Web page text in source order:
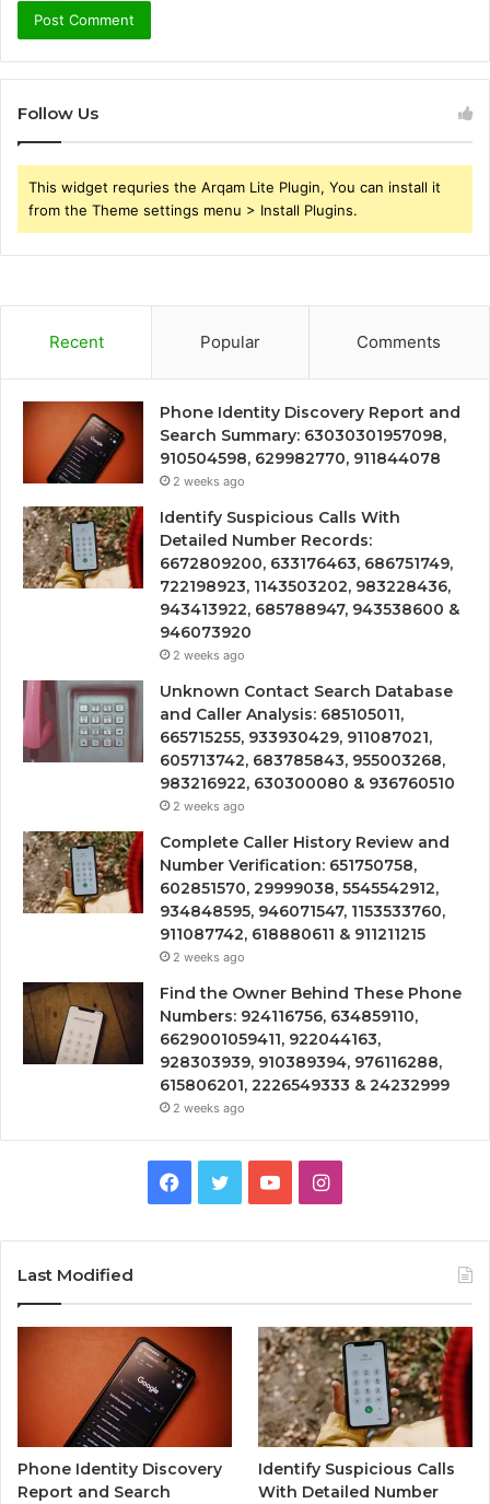
Follow Us
This widget requries the Arqam Lite Plugin, You can install it
from the Theme settings menu > Install Plugins.
Recent Popular Comments
Phone Identity Discovery Report and
Search Summary: 63030301957098,
910504598, 629982770, 911844078
2 weeks ago
Identify Suspicious Calls With
Detailed Number Records:
6672809200, 633176463, 686751749,
722198923, 1143503202, 983228436,
943413922, 685788947, 943538600 &
946073920
2 weeks ago
Unknown Contact Search Database
and Caller Analysis: 685105011,
665715255, 933930429, 911087021,
605713742, 683785843, 955003268,
983216922, 630300080 & 936760510
2 weeks ago
Complete Caller History Review and
Number Verification: 651750758,
602851570, 29999038, 5545542912,
934848595, 946071547, 1153533760,
911087742, 618880611 & 911211215
2 weeks ago
Find the Owner Behind These Phone
Numbers: 924116756, 634859110,
6629001059411, 922044163,
928303939, 910389394, 976116288,
615806201, 2226549333 & 24232999
2 weeks ago
Facebook
TwitterYouTubeInstagram
Last Modified
Phone Identity Discovery
Report and Search
Identify Suspicious Calls
With Detailed Number